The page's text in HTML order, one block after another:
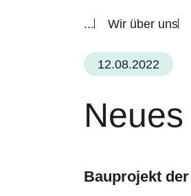
... Wir über uns
12.08.2022
Bauprojekt